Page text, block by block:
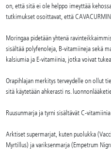
on, että sitä ei ole helppo imeyttää
tutkimukset osoittavat, että
Moringaa pidetään yhtenä
sisältää polyfenoleja, B-vitamiineja sekä
kalsiumia ja E-vitamiinia, jotka voivat
Orapihlajan merkitys terveydelle on ollut
sitä käytetään ahkerasti ns.
Ruusunmarja ja tyrni sisältävät C-
Arktiset supermarjat, kuten puolukka
Myrtillus) ja variksenmarja (Empetrum